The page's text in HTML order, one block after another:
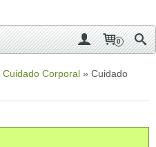
0
Cuidado Corporal » Cuidado